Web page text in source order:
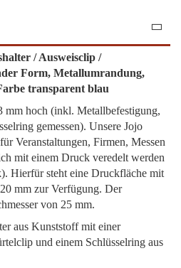
/ Ausweisclip /
Form, Metallumrandung,
transparent blau
mm hoch (inkl. Metallbefestigung,
gemessen). Unsere Jojo
Veranstaltungen, Firmen, Messen
mit einem Druck veredelt werden
Hierfür steht eine Druckfläche mit
mm zur Verfügung. Der
von 25 mm.
aus Kunststoff mit einer
und einem Schlüsselring aus